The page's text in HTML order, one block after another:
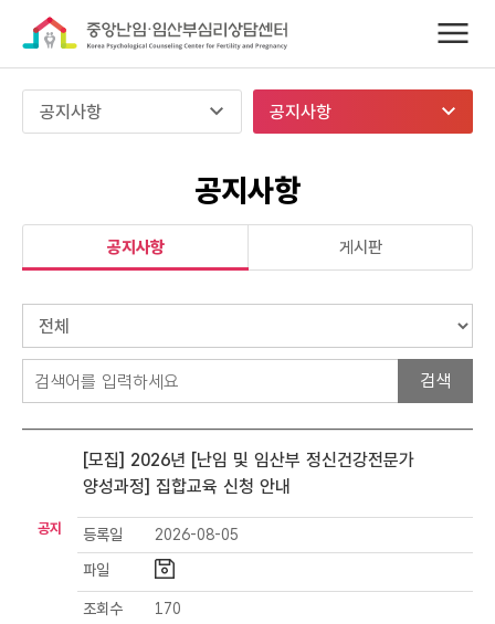
공지사항 공지사항
공지사항
공지사항 게시판
공지
[모집] 2026년 [난임 및 임산부 정신건강전문가
양성과정] 집합교육 신청 안내
등록일
2026-08-05
파일
조회수 170